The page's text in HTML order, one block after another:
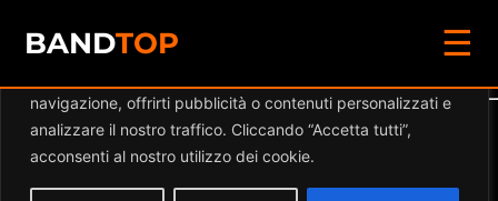
Diamo valore alla tua privacy
navigazione, offrirti pubblicità o contenuti personalizzati e
analizzare il nostro traffico. Cliccando “Accetta tutti”,
acconsenti al nostro utilizzo dei cookie.
BANDTOP ☰
Dettaglio eventi